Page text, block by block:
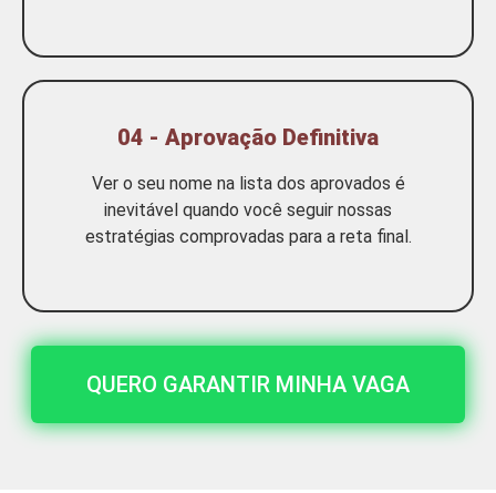
04 - Aprovação Definitiva
Ver o seu nome na lista dos aprovados é
inevitável quando você seguir nossas
estratégias comprovadas para a reta final.
QUERO GARANTIR MINHA VAGA